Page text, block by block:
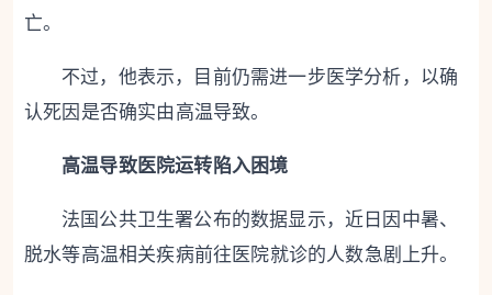
亡。
不过，他表示，目前仍需进一步医学分析，以确
认死因是否确实由高温导致。
高温导致医院运转陷入困境
法国公共卫生署公布的数据显示，近日因中暑、
脱水等高温相关疾病前往医院就诊的人数急剧上升。